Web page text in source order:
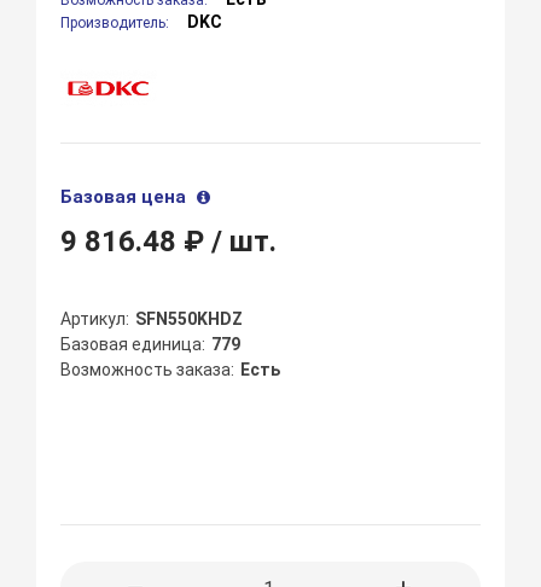
Производитель: DKC
Базовая цена
9 816.48 ₽/ шт.
Артикул
SFN550KHDZ
Базовая единица 779
Возможность заказа
Есть